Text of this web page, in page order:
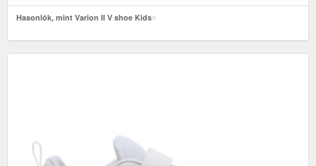
Hasonlók, mint Varion II V shoe Kids